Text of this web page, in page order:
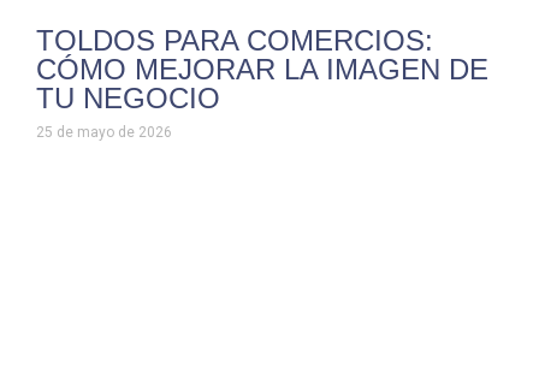
TOLDOS PARA COMERCIOS:
CÓMO MEJORAR LA IMAGEN DE
TU NEGOCIO
25 de mayo de 2026